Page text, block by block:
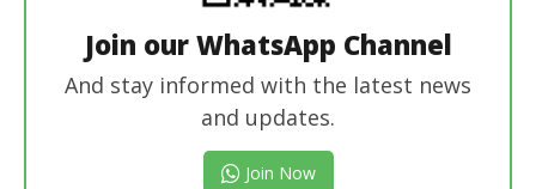
Join our WhatsApp Channel
And stay informed with the latest news
and updates.
Join Now